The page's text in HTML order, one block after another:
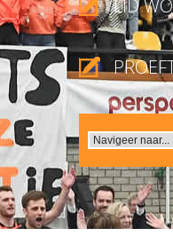
LID